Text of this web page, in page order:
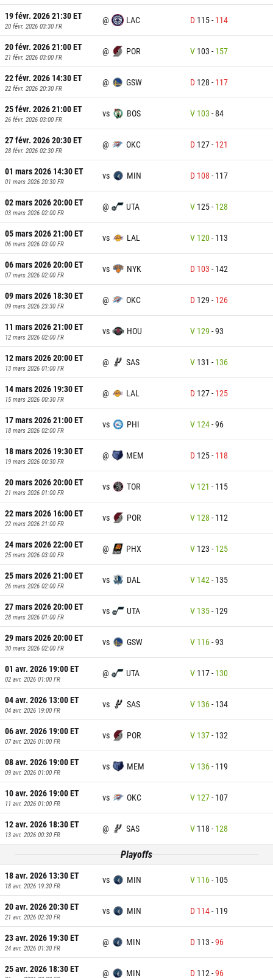
19 févr. 2026 21:30ET
20 févr. 2026 03:30 FR
@ LAC D 115- 114
20 févr. 2026 21:00ET
21 févr. 2026 03:00 FR
@ POR V 103 - 157
22 févr. 2026 14:30ET
22 févr. 2026 20:30 FR
@ GSW D 128 - 117
25 févr. 2026 21:00ET
26 févr. 2026 03:00 FR
vs BOS V 103 -84
27 févr. 2026 20:30ET
28 févr. 2026 02:30 FR
@ OKC D 127- 121
01 mars 2026 14:30ET
01 mars 2026 20:30 FR
vs MIN D 108 - 117
02 mars 2026 20:00ET
03 mars 2026 02:00 FR
@ UTA V 125- 128
05 mars 2026 21:00ET
06 mars 2026 03:00 FR
vs LAL V 120- 113
06 mars 2026 20:00ET
07 mars 2026 02:00 FR
vs NYK D 103 - 142
09 mars 2026 18:30ET
09 mars 2026 23:30 FR
@ OKC D 129 - 126
11 mars 2026 21:00ET
12 mars 2026 02:00 FR
vs HOU V 129 -93
12 mars 2026 20:00ET
13 mars 2026 01:00 FR
@ SAS V 131 - 136
14 mars 2026 19:30ET
15 mars 2026 00:30 FR
@ LAL D 127- 125
17 mars 2026 21:00ET
18 mars 2026 02:00 FR
vs PHI V 124-96
18 mars 2026 19:30ET
19 mars 2026 00:30 FR
@ MEM D 125- 118
20 mars 2026 20:00ET
21 mars 2026 01:00 FR
vs TOR V 121 - 115
22 mars 2026 16:00ET
22 mars 2026 21:00 FR
vs POR V 128 - 112
24 mars 2026 22:00ET
25 mars 2026 03:00 FR
@ PHX V 123 - 125
25 mars 2026 21:00ET
26 mars 2026 02:00 FR
vs DAL V 142- 135
27 mars 2026 20:00ET
28 mars 2026 01:00 FR
vs UTA V 135- 129
29 mars 2026 20:00ET
30 mars 2026 02:00 FR
vs GSW V 116-93
01 avr. 2026 19:00ET
02 avr. 2026 01:00 FR
@ UTA V 117- 130
04 avr. 2026 13:00ET
04 avr. 2026 19:00 FR
vs SAS V 136- 134
06 avr. 2026 19:00ET
07 avr. 2026 01:00 FR
vs POR V 137- 132
08 avr. 2026 19:00ET
09 avr. 2026 01:00 FR
vs MEM V 136- 119
10 avr. 2026 19:00ET
11 avr. 2026 01:00 FR
vs OKC V 127- 107
12 avr. 2026 18:30ET
13 avr. 2026 00:30 FR
@ SAS V 118 - 128
Playoffs
18 avr. 2026 13:30ET
18 avr. 2026 19:30 FR
vs MIN V 116- 105
20 avr. 2026 20:30ET
21 avr. 2026 02:30 FR
vs MIN D 114- 119
23 avr. 2026 19:30ET
24 avr. 2026 01:30 FR
@ MIN D 113 -96
25 avr. 2026 18:30ET @ MIN D 112-96